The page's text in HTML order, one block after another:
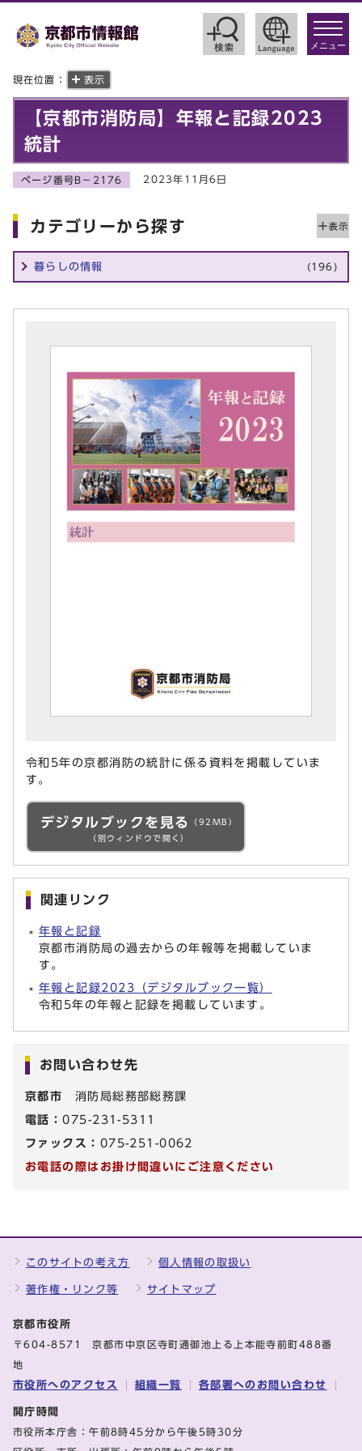
toggle
メニュー
現在位置： 表示
【京都市消防局】年報と記録2023
統計
ページ番号B－2176 2023年11月6日
カテゴリーから探す
暮らしの情報 (196)
令和5年の京都消防の統計に係る資料を掲載していま
す。
デジタルブックを見る
（92MB）
（別ウィンドウで開く）
関連リンク
年報と記録
京都市消防局の過去からの年報等を掲載していま
す。
年報と記録2023（デジタルブック一覧）
令和5年の年報と記録を掲載しています。
お問い合わせ先
京都市 消防局総務部総務課
電話：075-231-5311
ファックス： 075-251-0062
お電話の際はお掛け間違いにご注意ください
このサイトの考え方 個人情報の取扱い
著作権・リンク等 サイトマップ
京都市役所
〒604-8571 京都市中京区寺町通御池上る上本能寺前町488番
地
市役所へのアクセス 組織一覧 各部署へのお問い合わせ
開庁時間
市役所本庁舎：午前8時45分から午後5時30分